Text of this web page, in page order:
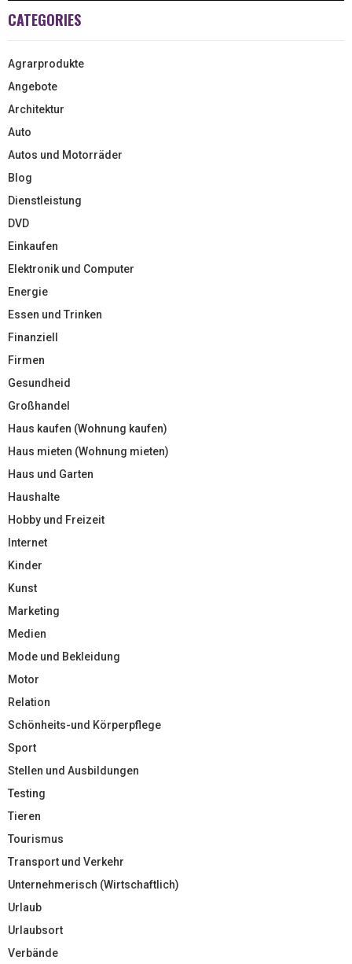
CATEGORIES
Agrarprodukte
Angebote
Architektur
Auto
Autos und Motorräder
Blog
Dienstleistung
DVD
Einkaufen
Elektronik und Computer
Energie
Essen und Trinken
Finanziell
Firmen
Gesundheid
Großhandel
Haus kaufen (Wohnung kaufen)
Haus mieten (Wohnung mieten)
Haus und Garten
Haushalte
Hobby und Freizeit
Internet
Kinder
Kunst
Marketing
Medien
Mode und Bekleidung
Motor
Relation
Schönheits-und Körperpflege
Sport
Stellen und Ausbildungen
Testing
Tieren
Tourismus
Transport und Verkehr
Unternehmerisch (Wirtschaftlich)
Urlaub
Urlaubsort
Verbände